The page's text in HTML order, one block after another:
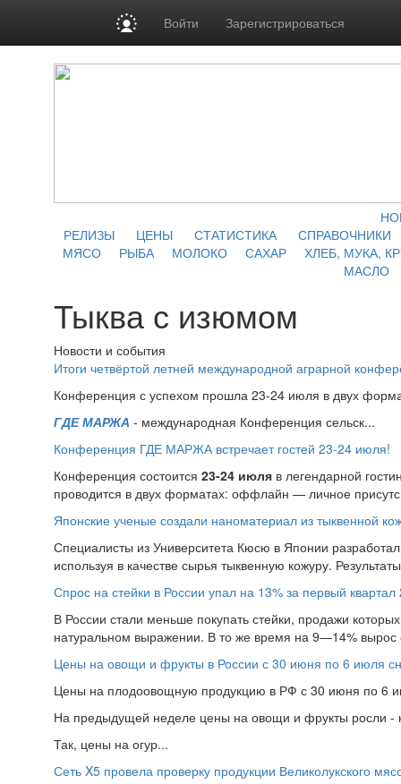
Войти Зарегистрироваться
РЕЛИЗЫ
ЦЕНЫ СТАТИСТИКА
СПРАВОЧНИКИ
МЯСО
РЫБА МОЛОКО САХАР
ХЛЕБ, МУКА,
МАСЛО
Тыква с изюмом
Новости и события
Итоги четвёртой летней международной аграрной
Конференция с успехом прошла 23-24 июля в двух
ГДЕ МАРЖА - международная Конференция сельск...
Конференция ГДЕ МАРЖА встречает гостей 23-24 июля!
Конференция состоится 23-24 июля в легендарной
проводится в двух форматах: оффлайн — личное
Японские ученые создали наноматериал из тыквенной
Специалисты из Университета Кюсю в Японии
используя в качестве сырья тыквенную кожуру.
Спрос на стейки в России упал на 13% за первый квартал
В России стали меньше покупать стейки, продажи
натуральном выражении. В то же время на 9—14%
Цены на овощи и фрукты в России с 30 июня по 6 июля
Цены на плодоовощную продукцию в РФ с 30 июня по 6
На предыдущей неделе цены на овощи и фрукты росли -
Так, цены на огур...
Сеть X5 провела проверку продукции Великолукского